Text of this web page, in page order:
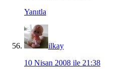
Yanıtla
ilkay
10 Nisan 2008 ile 21:38